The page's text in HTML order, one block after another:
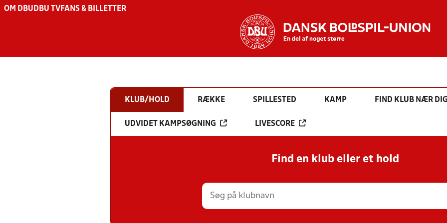
OM DBU DBU TV FANS & BILLETTER
KLUB/HOLD RÆKKE SPILLESTED KAMP FIND KLUB NÆR
UDVIDET KAMPSØGNING LIVESCORE
Find en klub eller et hold